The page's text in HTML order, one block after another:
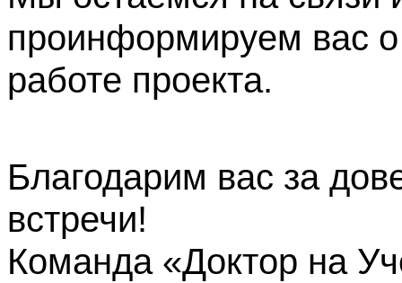
проинформируем вас
работе проекта.
Благодарим вас за
встречи!
Команда «Доктор на